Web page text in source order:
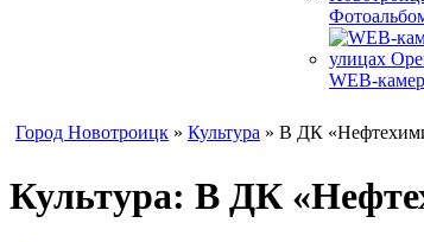
WEB-
Город Новотроицк » Культура » В ДК
Культура: В ДК